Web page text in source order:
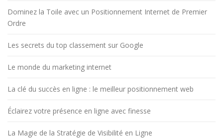
Dominez la Toile avec un Positionnement Internet de Premier
Ordre
Les secrets du top classement sur Google
Le monde du marketing internet
La clé du succès en ligne : le meilleur positionnement web
Éclairez votre présence en ligne avec finesse
La Magie de la Stratégie de Visibilité en Ligne